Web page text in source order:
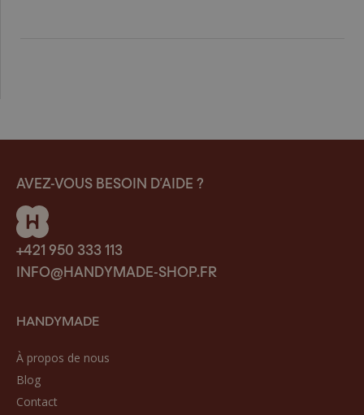
AVEZ-VOUS BESOIN D’AIDE ?
+421 950 333 113
INFO@HANDYMADE-SHOP.FR
HANDYMADE
À propos de nous
Blog
Contact